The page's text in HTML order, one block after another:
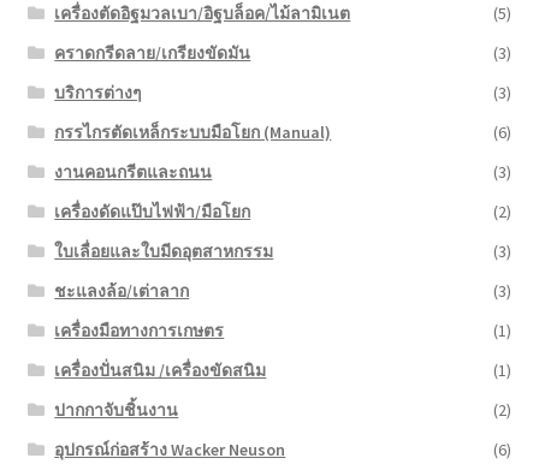
เครื่องตัดอิฐมวลเบา/อิฐบล็อค/ไม้ลามิเนต
(5)
คราดกรีดลาย/เกรียงขัดมัน
(3)
บริการต่างๆ
(3)
กรรไกรตัดเหล็กระบบมือโยก (Manual)
(6)
งานคอนกรีตและถนน
(3)
เครื่องดัดแป๊บไฟฟ้า/มือโยก
(2)
ใบเลื่อยและใบมีดอุตสาหกรรม
(3)
ชะแลงล้อ/เต่าลาก
(3)
เครื่องมือทางการเกษตร
(1)
เครื่องปั่นสนิม /เครื่องขัดสนิม
(1)
ปากกาจับชิ้นงาน
(2)
อุปกรณ์ก่อสร้าง Wacker Neuson
(6)